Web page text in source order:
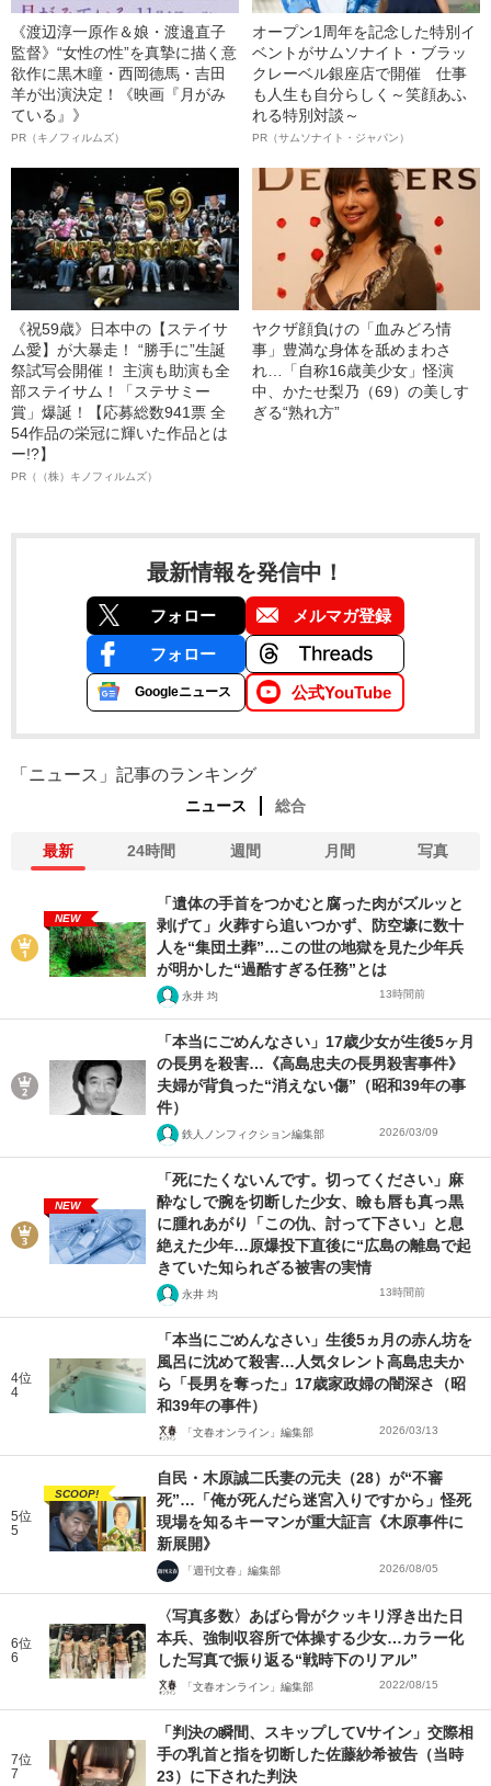
《渡辺淳一原作＆娘・渡邉直子
監督》“女性の性”を真摯に描く意
欲作に黒木瞳・西岡德馬・吉田
羊が出演決定！《映画『月がみ
ている』》
PR（キノフィルムズ）
オープン1周年を記念した特別イ
ベントがサムソナイト・ブラッ
クレーベル銀座店で開催 仕事
も人生も自分らしく～笑顔あふ
れる特別対談～
PR（サムソナイト・ジャパン）
《祝59歳》日本中の【ステイサ
ム愛】が大暴走！ “勝手に”生誕
祭試写会開催！ 主演も助演も全
部ステイサム！「ステサミー
賞」爆誕！【応募総数941票 全
54作品の栄冠に輝いた作品とは
ー!?】
PR（（株）キノフィルムズ）
ヤクザ顔負けの「血みどろ情
事」豊満な身体を舐めまわさ
れ…「自称16歳美少女」怪演
中、かたせ梨乃（69）の美しす
ぎる“熟れ方”
最新情報を発信中！
フォロー メルマガ登録
フォロー
Googleニュース 公式YouTube
「ニュース」記事のランキング
ニュース 総合
最新 24時間 週間 月間 写真
NEW
「遺体の手首をつかむと腐った肉がズルッと
剥げて」火葬すら追いつかず、防空壕に数十
人を“集団土葬”…この世の地獄を見た少年兵
が明かした“過酷すぎる任務”とは
永井 均 13時間前
「本当にごめんなさい」17歳少女が生後5ヶ月
の長男を殺害…《高島忠夫の長男殺害事件》
夫婦が背負った“消えない傷”（昭和39年の事
件）
鉄人ノンフィクション編集部 2026/03/09
NEW
「死にたくないんです。切ってください」麻
酔なしで腕を切断した少女、瞼も唇も真っ黒
に腫れあがり「この仇、討って下さい」と息
絶えた少年…原爆投下直後に“広島の離島で起
きていた知られざる被害の実情
永井 均 13時間前
4位
4
「本当にごめんなさい」生後5ヵ月の赤ん坊を
風呂に沈めて殺害…人気タレント高島忠夫か
ら「長男を奪った」17歳家政婦の闇深さ（昭
和39年の事件）
「文春オンライン」編集部 2026/03/13
5位
5
SCOOP!
自民・木原誠二氏妻の元夫（28）が“不審
死”…「俺が死んだら迷宮入りですから」怪死
現場を知るキーマンが重大証言《木原事件に
新展開》
「週刊文春」編集部 2026/08/05
6位
6
〈写真多数〉あばら骨がクッキリ浮き出た日
本兵、強制収容所で体操する少女…カラー化
した写真で振り返る“戦時下のリアル”
「文春オンライン」編集部 2022/08/15
7位
7
「判決の瞬間、スキップしてVサイン」交際相
手の乳首と指を切断した佐藤紗希被告（当時
23）に下された判決